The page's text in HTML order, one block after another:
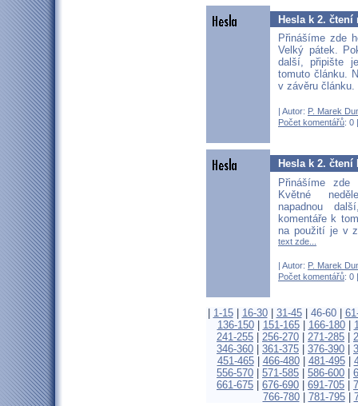
Hesla k 2. čtení
Přinášíme zde
Velký pátek.
další, připište
tomuto článku.
v závěru článku.
| Autor: P. Marek
Počet komentářů: 0
Hesla k 2. čtení
Přinášíme
Květné
napadnou
komentáře k
na použití je v
text zde...
| Autor: P. Marek
Počet komentářů: 0
1-15| 16-30| 31-45| 46-60|
136-150| 151-165| 166-180|
241-255
256-270 271-285
346-360
361-375 376-390
451-465| 466-480| 481-495|
556-570
571-585 586-600
661-675
676-690 691-705
766-780| 781-795|